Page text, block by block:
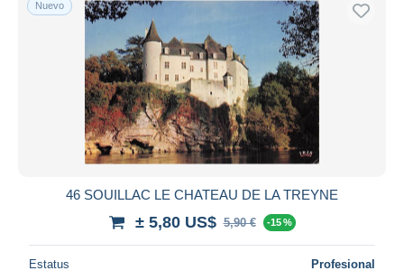
Nuevo
46 SOUILLAC LE CHATEAU DE LA TREYNE
± 5,80 US$ 5,90 € -15 %
Estatus Profesional